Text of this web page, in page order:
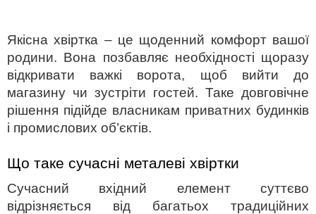
Якіснахвіртка – це щоденний комфорт вашої
родини. Вона позбавляє необхідності щоразу
відкривати важкі ворота, щоб вийти до
магазину чи зустріти гостей. Таке довговічне
рішення підійде власникам приватних будинків
і промислових об’єктів.
Що таке сучасні металеві хвіртки
Сучасний вхідний елемент суттєво
відрізняється від багатьох традиційних